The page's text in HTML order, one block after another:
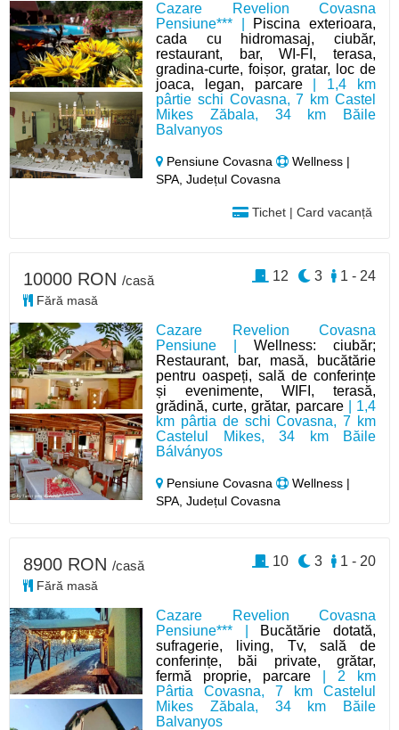
Cazare Revelion Covasna
Pensiune*** | Piscina exterioara,
cada cu hidromasaj, ciubăr,
restaurant, bar, WI-FI, terasa,
gradina-curte, foișor, gratar, loc de
joaca, legan, parcare| 1,4 km
pârtie schi Covasna, 7 km Castel
Mikes Zăbala, 34 km Băile
Balvanyos
Pensiune Covasna
Wellness |
SPA, Județul Covasna
Tichet | Card vacanță
Cazare Revelion Covasna
Pensiune |Wellness: ciubăr;
Restaurant, bar, masă, bucătărie
pentru oaspeți, sală de conferințe
și evenimente, WIFI, terasă,
grădină, curte, grătar, parcare| 1,4
km pârtia de schi Covasna, 7 km
Castelul Mikes, 34 km Băile
Bálványos
Pensiune Covasna
Wellness |
SPA, Județul Covasna
10000 RON /casă
Fără masă
1 - 24
3
12
Cazare Revelion Covasna
Pensiune*** | Bucătărie dotată,
sufragerie, living, Tv, sală de
conferințe, băi private, grătar,
fermă proprie, parcare | 2 km
Pârtia Covasna, 7 km Castelul
Mikes Zăbala, 34 km Băile
Balvanyos
8900 RON /casă
Fără masă
1 - 20
3
10